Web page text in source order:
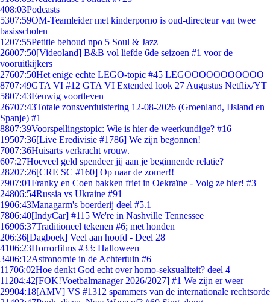
408:03Podcasts
5307:59OM-Teamleider met kinderporno is oud-directeur van twee
basisscholen
1207:55Petitie behoud npo 5 Soul & Jazz
26007:50[Videoland] B&B vol liefde 6de seizoen #1 voor de
vooruitkijkers
27607:50Het enige echte LEGO-topic #45 LEGOOOOOOOOOOO
8707:49GTA VI #12 GTA VI Extended look 27 Augustus Netflix/YT
5807:43Eeuwig voortleven
26707:43Totale zonsverduistering 12-08-2026 (Groenland, IJsland en
Spanje) #1
8807:39Voorspellingstopic: Wie is hier de weerkundige? #16
19507:36[Live Eredivisie #1786] We zijn begonnen!
7007:36Huisarts verkracht vrouw.
607:27Hoeveel geld spendeer jij aan je beginnende relatie?
28207:26[CRE SC #160] Op naar de zomer!!
7907:01Franky en Coen bakken friet in Oekraïne - Volg ze hier! #3
24806:54Russia vs Ukraine #91
1906:43Managarm's boerderij deel #5.1
7806:40[IndyCar] #115 We're in Nashville Tennessee
16906:37Traditioneel tekenen #6; met honden
206:36[Dagboek] Veel aan hoofd - Deel 28
4106:23Horrorfilms #33: Halloween
3406:12Astronomie in de Achtertuin #6
11706:02Hoe denkt God echt over homo-seksualiteit? deel 4
11204:42[FOK!Voetbalmanager 2026/2027] #1 We zijn er weer
29904:18[AMV] VS #1312 spammers van de internationale rechtsorde